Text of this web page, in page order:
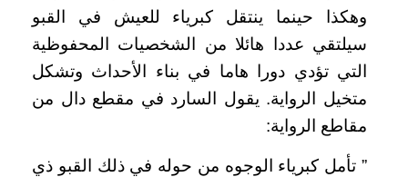
وهكذا حينما ينتقل كبرياء للعيش في القبو
سيلتقي عددا هائلا من الشخصيات المحفوظية
التي تؤدي دورا هاما في بناء الأحداث وتشكل
متخيل الرواية. يقول السارد في مقطع دال من
مقاطع الرواية:
” تأمل كبرياء الوجوه من حوله في ذلك القبو ذي